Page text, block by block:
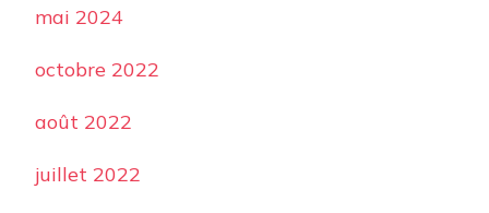
mai 2024
octobre 2022
août 2022
juillet 2022